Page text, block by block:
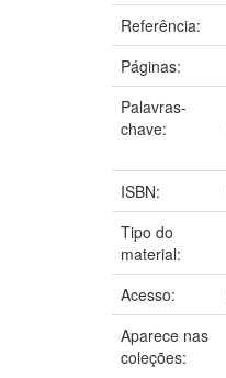
Referência:
Páginas:
Palavras-
chave:
ISBN:
Tipo do
material:
Acesso:
Aparece nas
coleções: